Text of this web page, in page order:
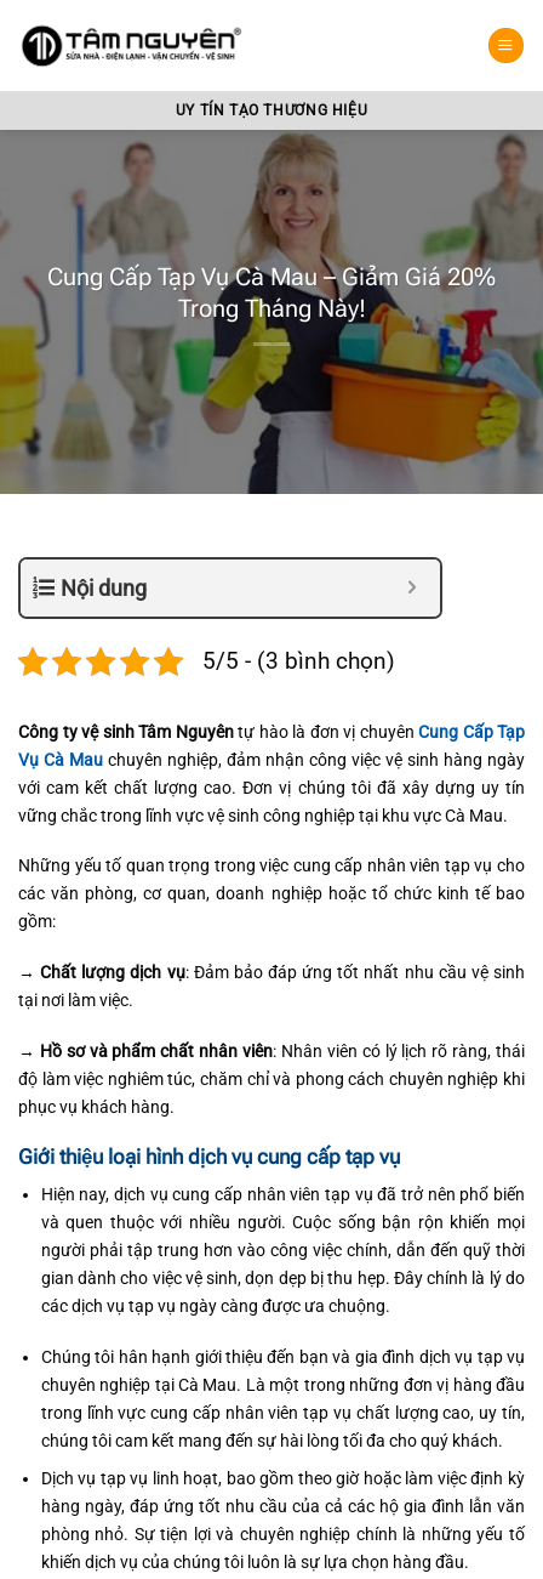
qua
dung
UY TÍN TẠO THƯƠNG HIỆU
Cung Cấp Tạp Vụ Cà Mau – Giảm Giá 20%
Trong Tháng Này!
Nội dung
5/5 - (3 bình chọn)
Công ty vệ sinh Tâm Nguyêntự hào là đơn vị chuyên Cung Cấp Tạp
Vụ Cà Mau chuyên nghiệp, đảm nhận công việc vệ sinh hàng ngày
với cam kết chất lượng cao. Đơn vị chúng tôi đã xây dựng uy tín
vững chắc trong lĩnh vực vệ sinh công nghiệp tại khu vực Cà Mau.
Những yếu tố quan trọng trong việc cung cấp nhân viên tạp vụ cho
các văn phòng, cơ quan, doanh nghiệp hoặc tổ chức kinh tế bao
gồm:
→Chất lượng dịch vụ: Đảm bảo đáp ứng tốt nhất nhu cầu vệ sinh
tại nơi làm việc.
→ Hồ sơ và phẩm chất nhân viên: Nhân viên có lý lịch rõ ràng, thái
độ làm việc nghiêm túc, chăm chỉ và phong cách chuyên nghiệp khi
phục vụ khách hàng.
Giới thiệu loại hình dịch vụ cung cấp tạp vụ
Hiện nay, dịch vụ cung cấp nhân viên tạp vụ đã trở nên phổ biến
và quen thuộc với nhiều người. Cuộc sống bận rộn khiến mọi
người phải tập trung hơn vào công việc chính, dẫn đến quỹ thời
gian dành cho việc vệ sinh, dọn dẹp bị thu hẹp. Đây chính là lý do
các dịch vụ tạp vụ ngày càng được ưa chuộng.
Chúng tôi hân hạnh giới thiệu đến bạn và gia đình dịch vụ tạp vụ
chuyên nghiệp tại Cà Mau. Là một trong những đơn vị hàng đầu
trong lĩnh vực cung cấp nhân viên tạp vụ chất lượng cao, uy tín,
chúng tôi cam kết mang đến sự hài lòng tối đa cho quý khách.
Dịch vụ tạp vụ linh hoạt, bao gồm theo giờ hoặc làm việc định kỳ
hàng ngày, đáp ứng tốt nhu cầu của cả các hộ gia đình lẫn văn
phòng nhỏ. Sự tiện lợi và chuyên nghiệp chính là những yếu tố
khiến dịch vụ của chúng tôi luôn là sự lựa chọn hàng đầu.